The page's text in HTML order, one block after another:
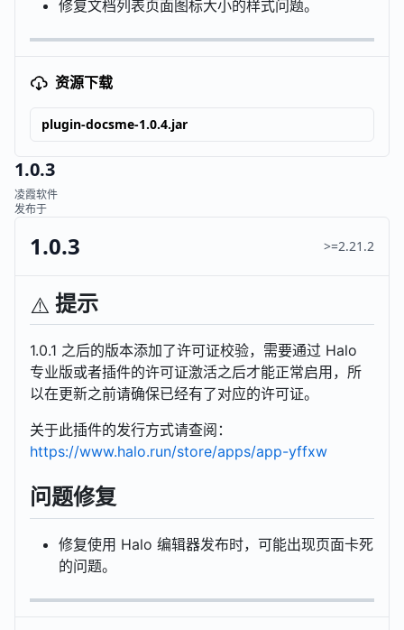
修复文档列表页面图标大小的样式问题。
资源下载
plugin-docsme-1.0.4.jar
1.0.3
凌霞软件
发布于
1.0.3 >=2.21.2
⚠️ 提示
1.0.1 之后的版本添加了许可证校验，需要通过 Halo
专业版或者插件的许可证激活之后才能正常启用，所
以在更新之前请确保已经有了对应的许可证。
关于此插件的发行方式请查阅：
https://www.halo.run/store/apps/app-yffxw
问题修复
修复使用 Halo 编辑器发布时，可能出现页面卡死
的问题。